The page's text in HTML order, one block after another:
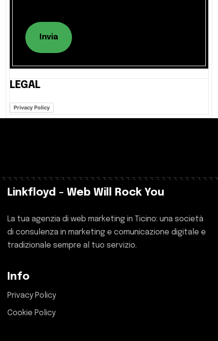
Invia
LEGAL
Privacy Policy
Linkfloyd - Web Will Rock You
La tua agenzia di web marketing in Ticino: una società
di consulenza in marketing e comunicazione digitale e
tradizionale sempre al tuo servizio.
Info
Privacy Policy
Cookie Policy